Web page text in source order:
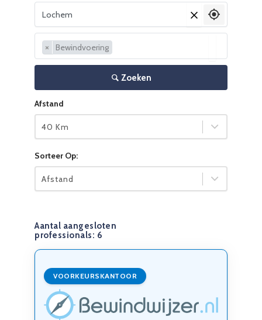
Vul je woonplaats in
× Bewindvoering
Zoeken
Afstand
40 Km
Sorteer Op:
Afstand
Aantal aangesloten
professionals: 6
VOORKEURSKANTOOR